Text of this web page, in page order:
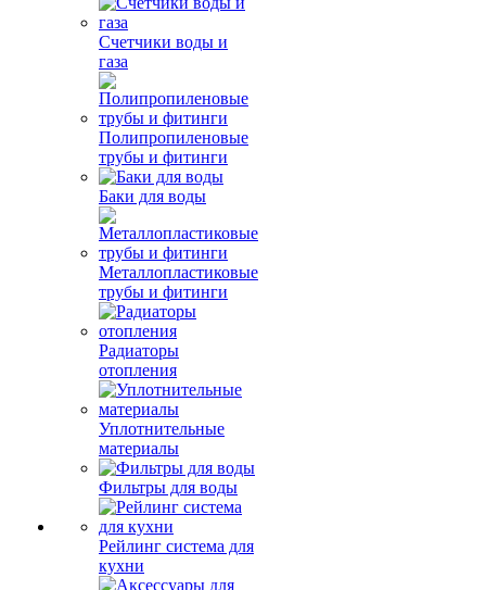
Счетчики воды и
газа
Полипропиленовые
трубы и фитинги
Баки для воды
Металлопластиковые
трубы и фитинги
Радиаторы
отопления
Уплотнительные
материалы
Фильтры для воды
Рейлинг система для
кухни